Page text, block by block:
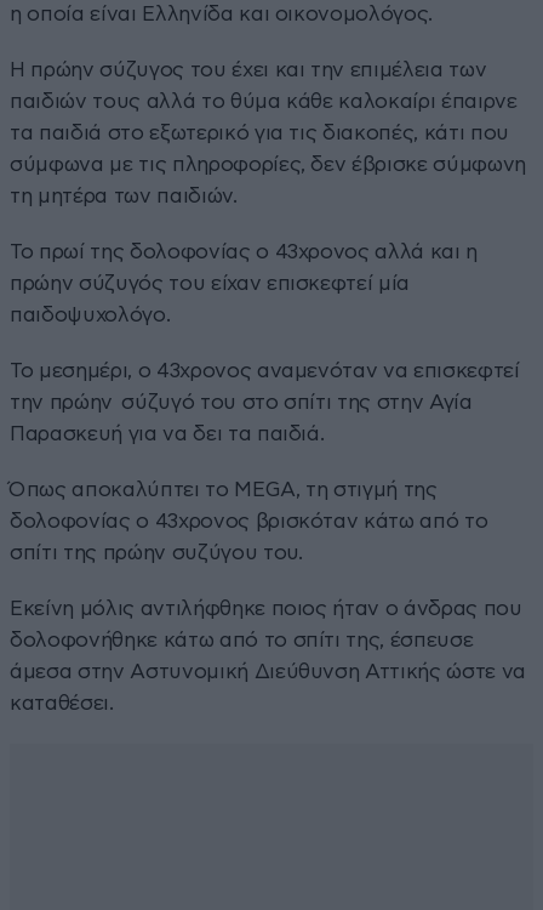
η οποία είναι Ελληνίδα και οικονομολόγος.
Η πρώην σύζυγος του έχει και την επιμέλεια των
παιδιών τους αλλά το θύμα κάθε καλοκαίρι έπαιρνε
τα παιδιά στο εξωτερικό για τις διακοπές, κάτι που
σύμφωνα με τις πληροφορίες, δεν έβρισκε σύμφωνη
τη μητέρα των παιδιών.
Το πρωί της δολοφονίας ο 43χρονος αλλά και η
πρώην σύζυγός του είχαν επισκεφτεί μία
παιδοψυχολόγο.
Το μεσημέρι, ο 43χρονος αναμενόταν να επισκεφτεί
την πρώην σύζυγό του στο σπίτι της στην Αγία
Παρασκευή για να δει τα παιδιά.
Όπως αποκαλύπτει το MEGA, τη στιγμή της
δολοφονίας ο 43χρονος βρισκόταν κάτω από το
σπίτι της πρώην συζύγου του.
Εκείνη μόλις αντιλήφθηκε ποιος ήταν ο άνδρας που
δολοφονήθηκε κάτω από το σπίτι της, έσπευσε
άμεσα στην Αστυνομική Διεύθυνση Αττικής ώστε να
καταθέσει.